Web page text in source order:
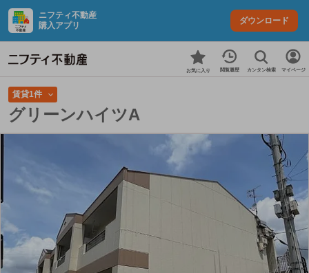
ニフティ不動産
購入アプリ
ダウンロード
お気に入り 閲覧履歴 カンタン検索 マイページ
賃貸1件
グリーンハイツA